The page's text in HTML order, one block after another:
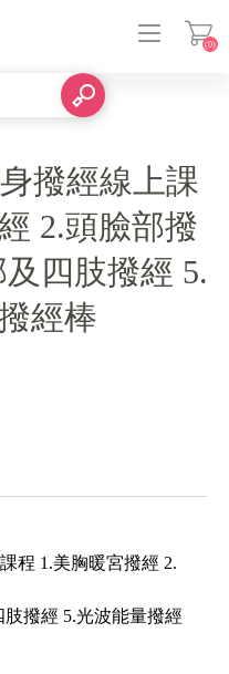
(0)
撥經線上課
2.頭臉部撥
四肢撥經 5.
經棒
程 1.美胸暖宮撥經 2.
撥經 5.光波能量撥經